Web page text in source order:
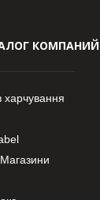
КОМПАНИЙ
харчування